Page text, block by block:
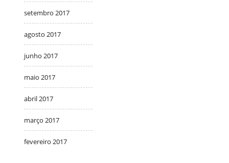
setembro 2017
agosto 2017
junho 2017
maio 2017
abril 2017
março 2017
fevereiro 2017